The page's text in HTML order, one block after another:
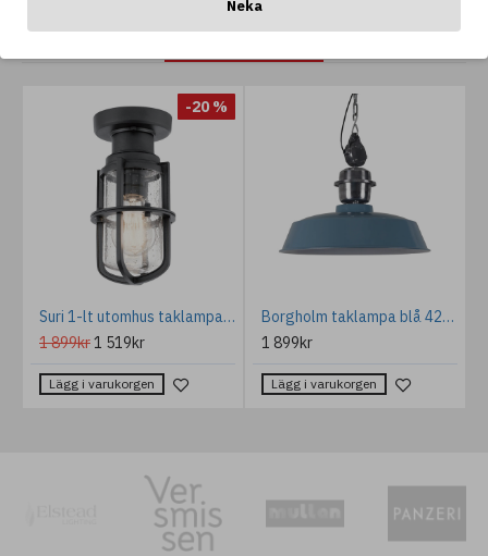
Neka
-20 %
Suri 1-lt utomhus taklampa strukturerad svart/bubbligt glas 14 cm IP44
1 899kr1 519kr
Lägg i varukorgen
Borgholm taklampa blå 42cm
1 899kr
Lägg i varukorgen